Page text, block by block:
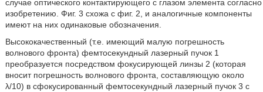
случае оптического контактирующего с глазом элемента согласно
изобретению. Фиг. 3 схожа с фиг. 2, и аналогичные компоненты
имеют на них одинаковые обозначения.
Высококачественный (т.е. имеющий малую погрешность
волнового фронта) фемтосекундный лазерный пучок 1
преобразуется посредством фокусирующей линзы 2 (которая
вносит погрешность волнового фронта, составляющую около
λ/10) в сфокусированный фемтосекундный лазерный пучок 3 с